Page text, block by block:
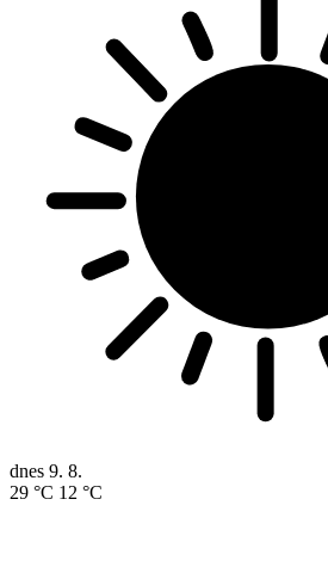
dnes 9. 8.
29 °C 12 °C